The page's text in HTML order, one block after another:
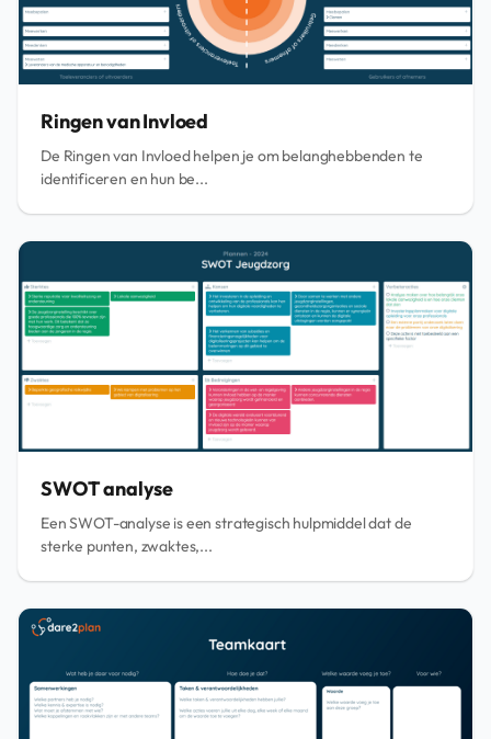
Ringen van Invloed
De Ringen van Invloed helpen je om belanghebbenden te
identificeren en hun be...
SWOT analyse
Een SWOT-analyse is een strategisch hulpmiddel dat de
sterke punten, zwaktes,...